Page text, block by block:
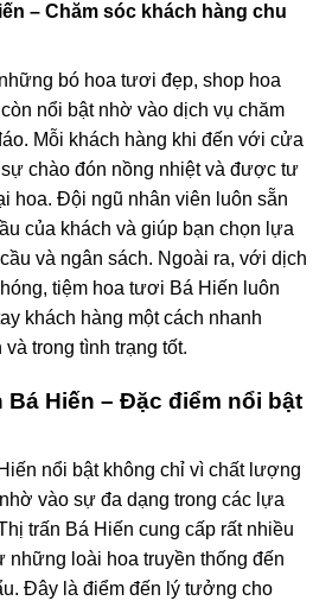
– Chăm sóc khách hàng chu
bó hoa tươi đẹp, shop hoa
nổi bật nhờ vào dịch vụ chăm
Mỗi khách hàng khi đến với cửa
chào đón nồng nhiệt và được tư
hoa. Đội ngũ nhân viên luôn sẵn
của khách và giúp bạn chọn lựa
và ngân sách. Ngoài ra, với dịch
tiệm hoa tươi Bá Hiến luôn
khách hàng một cách nhanh
trong tình trạng tốt.
Hiến – Đặc điểm nổi bật
nổi bật không chỉ vì chất lượng
vào sự đa dạng trong các lựa
trấn Bá Hiến cung cấp rất nhiều
những loài hoa truyền thống đến
Đây là điểm đến lý tưởng cho